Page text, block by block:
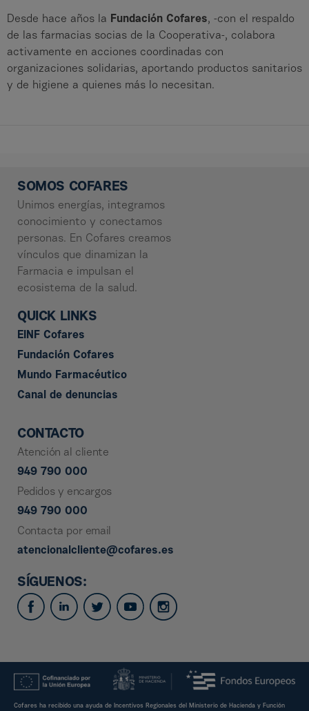
Desde hace años la Fundación Cofares, -con el respaldo
de las farmacias socias de la Cooperativa-, colabora
activamente en acciones coordinadas con
organizaciones solidarias, aportando productos sanitarios
y de higiene a quienes más lo necesitan.
SOMOS COFARES
Unimos energías, integramos
conocimiento y conectamos
personas. En Cofares creamos
vínculos que dinamizan la
Farmacia e impulsan el
ecosistema de la salud.
QUICK LINKS
EINF Cofares
Fundación Cofares
Mundo Farmacéutico
Canal de denuncias
CONTACTO
Atención al cliente
949 790 000
Pedidos y encargos
949 790 000
Contacta por email
atencionalcliente@cofares.es
SÍGUENOS:
Cofares ha recibido una ayuda de Incentivos Regionales del Ministerio de Hacienda y Función